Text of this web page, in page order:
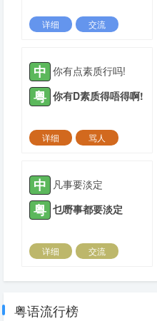
详细
交流
中 你有点素质行吗!
粤 你有D素质得唔得啊!
详细
骂人
中 凡事要淡定
粤 乜嘢事都要淡定
详细
交流
粤语流行榜